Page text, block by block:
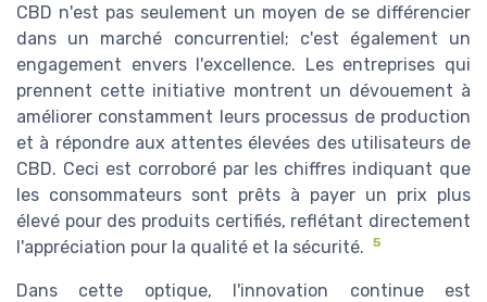
CBD n'est pas seulement un moyen de se différencier
dans un marché concurrentiel; c'est également un
engagement envers l'excellence. Les entreprises qui
prennent cette initiative montrent un dévouement à
améliorer constamment leurs processus de production
et à répondre aux attentes élevées des utilisateurs de
CBD. Ceci est corroboré par les chiffres indiquant que
les consommateurs sont prêts à payer un prix plus
élevé pour des produits certifiés, reflétant directement
l'appréciation pour la qualité et la sécurité.
5
Dans cette optique, l'innovation continue est